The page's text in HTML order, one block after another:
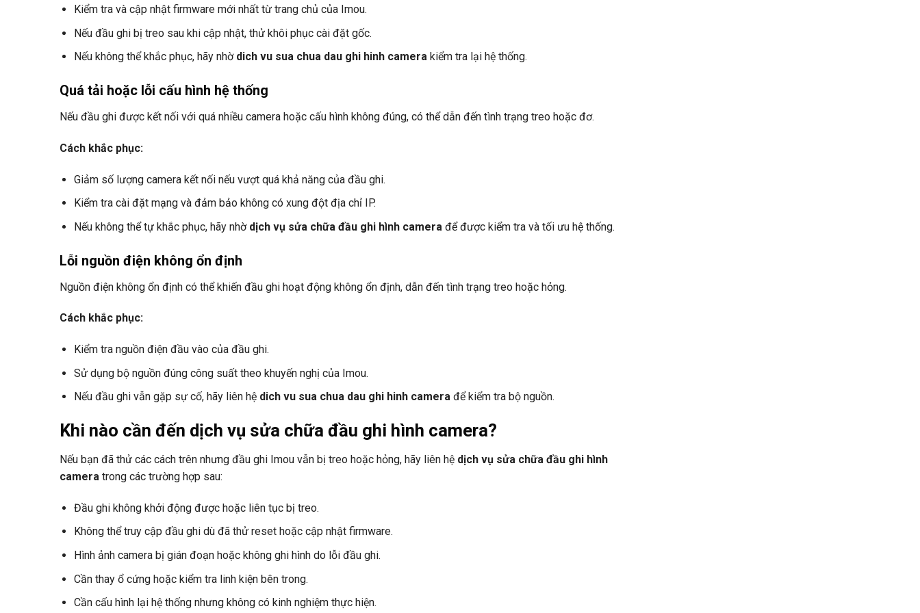
Kiểm tra và cập nhật firmware mới nhất từ trang chủ của Imou.
Nếu đầu ghi bị treo sau khi cập nhật, thử khôi phục cài đặt gốc.
Nếu không thể khắc phục, hãy nhờ dich vu sua chua dau ghi hinh camerakiểm tra lại hệ thống.
Quá tải hoặc lỗi cấu hình hệ thống
Nếu đầu ghi được kết nối với quá nhiều camera hoặc cấu hình không đúng, có thể dẫn đến tình trạng treo hoặc đơ.
Cách khắc phục:
Giảm số lượng camera kết nối nếu vượt quá khả năng của đầu ghi.
Kiểm tra cài đặt mạng và đảm bảo không có xung đột địa chỉ IP.
Nếu không thể tự khắc phục, hãy nhờ dịch vụ sửa chữa đầu ghi hình camerađể được kiểm tra và tối ưu hệ thống.
Lỗi nguồn điện không ổn định
Nguồn điện không ổn định có thể khiến đầu ghi hoạt động không ổn định, dẫn đến tình trạng treo hoặc hỏng.
Cách khắc phục:
Kiểm tra nguồn điện đầu vào của đầu ghi.
Sử dụng bộ nguồn đúng công suất theo khuyến nghị của Imou.
Nếu đầu ghi vẫn gặp sự cố, hãy liên hệ dich vu sua chua dau ghi hinh camerađể kiểm tra bộ nguồn.
Khi nào cần đến dịch vụ sửa chữa đầu ghi hình camera?
Nếu bạn đã thử các cách trên nhưng đầu ghi Imou vẫn bị treo hoặc hỏng, hãy liên hệ dịch vụ sửa chữa đầu ghi hình
camera trong các trường hợp sau:
Đầu ghi không khởi động được hoặc liên tục bị treo.
Không thể truy cập đầu ghi dù đã thử reset hoặc cập nhật firmware.
Hình ảnh camera bị gián đoạn hoặc không ghi hình do lỗi đầu ghi.
Cần thay ổ cứng hoặc kiểm tra linh kiện bên trong.
Cần cấu hình lại hệ thống nhưng không có kinh nghiệm thực hiện.